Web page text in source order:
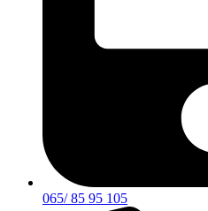
065/ 85 95 105